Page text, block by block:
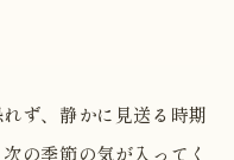
ず、静かに見送る時期
の季節の気が入ってく